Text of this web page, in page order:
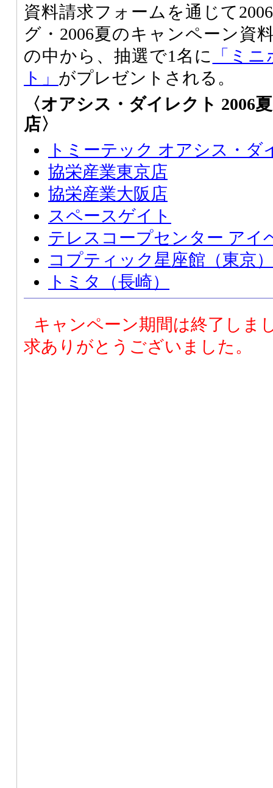
資料請求フォームを通じて
グ・2006夏のキャンペーン資
の中から、抽選で1名に
「ミ
ト」 がプレゼントされる。
〈オアシス・ダイレクト 2006
店〉
トミーテック オアシス・ダ
協栄産業東京店
協栄産業大阪店
スペースゲイト
テレスコープセンター アイ
コプティック星座館（東京）
トミタ（長崎）
キャンペーン期間は終了しま
求ありがとうございました。